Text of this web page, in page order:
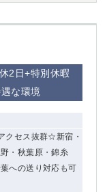
2日+特別休暇
な環境
クセス抜群☆新宿・
・秋葉原・錦糸
への送り対応も可